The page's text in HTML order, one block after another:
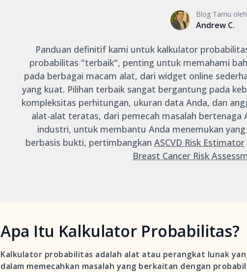
Blog Tamu oleh
Andrew C.
Panduan definitif kami untuk kalkulator
probabilitas "terbaik", penting untuk memahami
pada berbagai macam alat, dari widget online
yang kuat. Pilihan terbaik sangat bergantung pada
kompleksitas perhitungan, ukuran data Anda, dan
alat-alat teratas, dari pemecah masalah bertenaga
industri, untuk membantu Anda menemukan
berbasis bukti, pertimbangkan ASCVD Risk Estimator
Breast Cancer Risk
Apa Itu Kalkulator Probabilitas?
Kalkulator probabilitas adalah alat atau perangkat lunak
dalam memecahkan masalah yang berkaitan dengan